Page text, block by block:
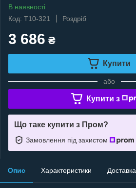
В наявності
Код: T10-321
Роздріб
3 686 ₴
Купити
або
Купити з
Що таке купити з Пром?
Замовлення під захистом
Опис Характеристики Доставка